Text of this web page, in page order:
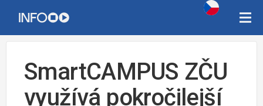
SmartCAMPUS ZČU
využívá pokročilejší